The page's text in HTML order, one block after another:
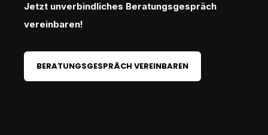
Jetzt unverbindliches Beratungsgespräch
vereinbaren!
BERATUNGSGESPRÄCH VEREINBAREN